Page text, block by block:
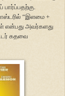
“இளமை +
என்பது அவர்களது
கதவை